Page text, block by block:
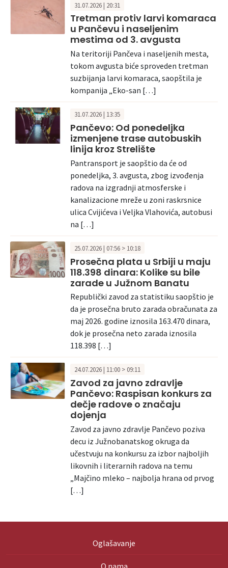
31.07.2026 | 20:31
Tretman protiv larvi komaraca
u Pančevu i naseljenim
mestima od 3. avgusta
Na teritoriji Pančeva i naseljenih mesta,
tokom avgusta biće sproveden tretman
suzbijanja larvi komaraca, saopštila je
kompanija „Eko-san […]
31.07.2026 | 13:35
Pančevo: Od ponedeljka
izmenjene trase autobuskih
linija kroz Strelište
Pantransport je saopštio da će od
ponedeljka, 3. avgusta, zbog izvođenja
radova na izgradnji atmosferske i
kanalizacione mreže u zoni raskrsnice
ulica Cvijićeva i Veljka Vlahovića, autobusi
na […]
25.07.2026 | 07:56 > 10:18
Prosečna plata u Srbiji u maju
118.398 dinara: Kolike su bile
zarade u Južnom Banatu
Republički zavod za statistiku saopštio je
da je prosečna bruto zarada obračunata za
maj 2026. godine iznosila 163.470 dinara,
dok je prosečna neto zarada iznosila
118.398 […]
24.07.2026 | 11:00 > 09:11
Zavod za javno zdravlje
Pančevo: Raspisan konkurs za
dečje radove o značaju
dojenja
Zavod za javno zdravlje Pančevo poziva
decu iz Južnobanatskog okruga da
učestvuju na konkursu za izbor najboljih
likovnih i literarnih radova na temu
„Majčino mleko – najbolja hrana od prvog
[…]
Oglašavanje